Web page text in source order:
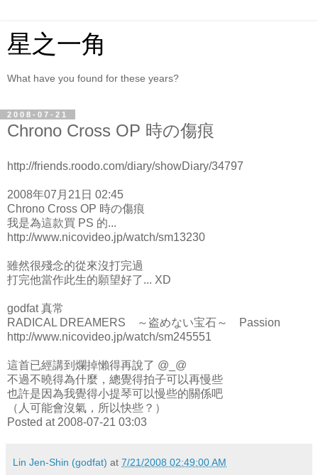
星之一角
What have you found for these years?
2008-07-21
Chrono Cross OP 時の傷痕
http://friends.roodo.com/diary/showDiary/34797
2008年07月21日 02:45
Chrono Cross OP 時の傷痕
我是為這款買 PS 的...
http://www.nicovideo.jp/watch/sm13230
雖然很殘念的從來沒打完過
打完他當作此生的願望好了... XD
godfat 真常
RADICAL DREAMERS ～盗めない宝石～ Passion
http://www.nicovideo.jp/watch/sm245551
這首已經講到爛掉懶得再說了 @_@
不過不曉得為什麼，總覺得拍子可以再慢些
也許是因為我覺得小提琴可以慢些的關係吧
（人可能會沒氣，所以快些？）
Posted at 2008-07-21 03:03
Lin Jen-Shin (godfat) at 7/21/2008 02:49:00 AM